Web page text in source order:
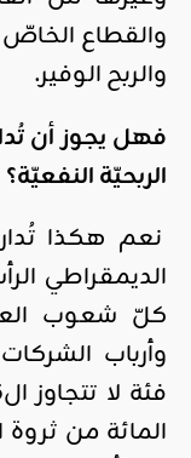
والقطاع الخاصّ
والربح الوفير.
فهل يجوز أن
الربحيّة النفعيّة؟
نعم هكذا
الديمقراطي
كلّ شعوب
وأرباب
المائة من